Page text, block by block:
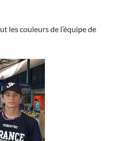
les couleurs de l’équipe de